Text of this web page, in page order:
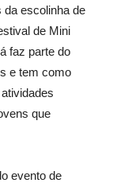
da escolinha de
de Mini
faz parte do
e tem como
que
evento de